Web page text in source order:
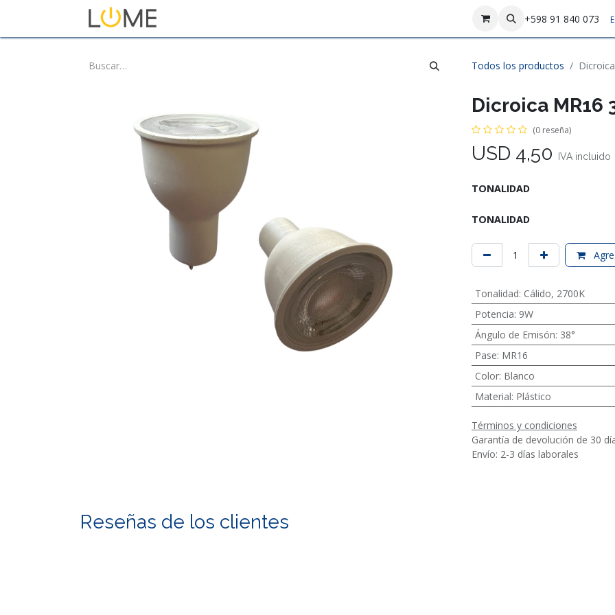
+598 91 840 073
Todos los productos
Dicroica MR16
(0 reseña)
USD 4,50 IVA incluido
TONALIDAD
TONALIDAD
Tonalidad: Cálido, 2700K
Potencia: 9W
Ángulo de Emisón: 38°
Pase: MR16
Color: Blanco
Material: Plástico
Términos y condiciones
Garantía de devolución de 30
Envío: 2-3 días laborales
Reseñas de los clientes